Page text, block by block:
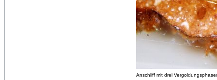
Anschliff mit drei